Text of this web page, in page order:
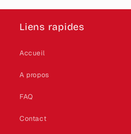
Liens rapides
Accueil
A propos
FAQ
Contact